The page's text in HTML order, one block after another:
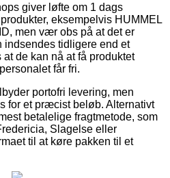
giver løfte om 1 dags
eksempelvis HUMMEL
men vær obs på at det er
indsendes tidligere end et
de kan nå at få produktet
får fri.
portofri levering, men
for et præcist beløb. Alternativt
betalelige fragtmetode, som
Slagelse eller
til at køre pakken til et